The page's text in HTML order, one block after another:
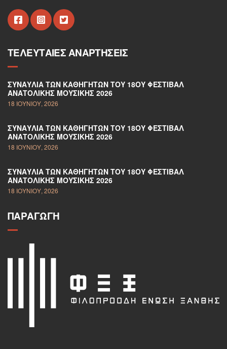
ΤΕΛΕΥΤΑΊΕΣ ΑΝΑΡΤΉΣΕΙΣ
ΣΥΝΑΥΛΊΑ ΤΩΝ ΚΑΘΗΓΗΤΏΝ ΤΟΥ 18ΟΥ ΦΕΣΤΙΒΆΛ
ΑΝΑΤΟΛΙΚΉΣ ΜΟΥΣΙΚΉΣ 2026
18 ΙΟΥΝΊΟΥ, 2026
ΣΥΝΑΥΛΊΑ ΤΩΝ ΚΑΘΗΓΗΤΏΝ ΤΟΥ 18ΟΥ ΦΕΣΤΙΒΆΛ
ΑΝΑΤΟΛΙΚΉΣ ΜΟΥΣΙΚΉΣ 2026
18 ΙΟΥΝΊΟΥ, 2026
ΣΥΝΑΥΛΊΑ ΤΩΝ ΚΑΘΗΓΗΤΏΝ ΤΟΥ 18ΟΥ ΦΕΣΤΙΒΆΛ
ΑΝΑΤΟΛΙΚΉΣ ΜΟΥΣΙΚΉΣ 2026
18 ΙΟΥΝΊΟΥ, 2026
ΠΑΡΑΓΩΓΉ